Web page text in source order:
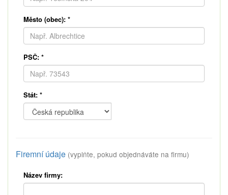
Město (obec): *
PSČ: *
Stát: *
Firemní údaje (vyplňte, pokud objednáváte na firmu)
Název firmy: